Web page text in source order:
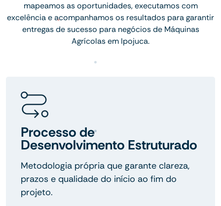
mapeamos as oportunidades, executamos com
excelência e acompanhamos os resultados para garantir
entregas de sucesso para negócios de Máquinas
Agrícolas em Ipojuca.
Processo de
Desenvolvimento Estruturado
Metodologia própria que garante clareza,
prazos e qualidade do início ao fim do
projeto.